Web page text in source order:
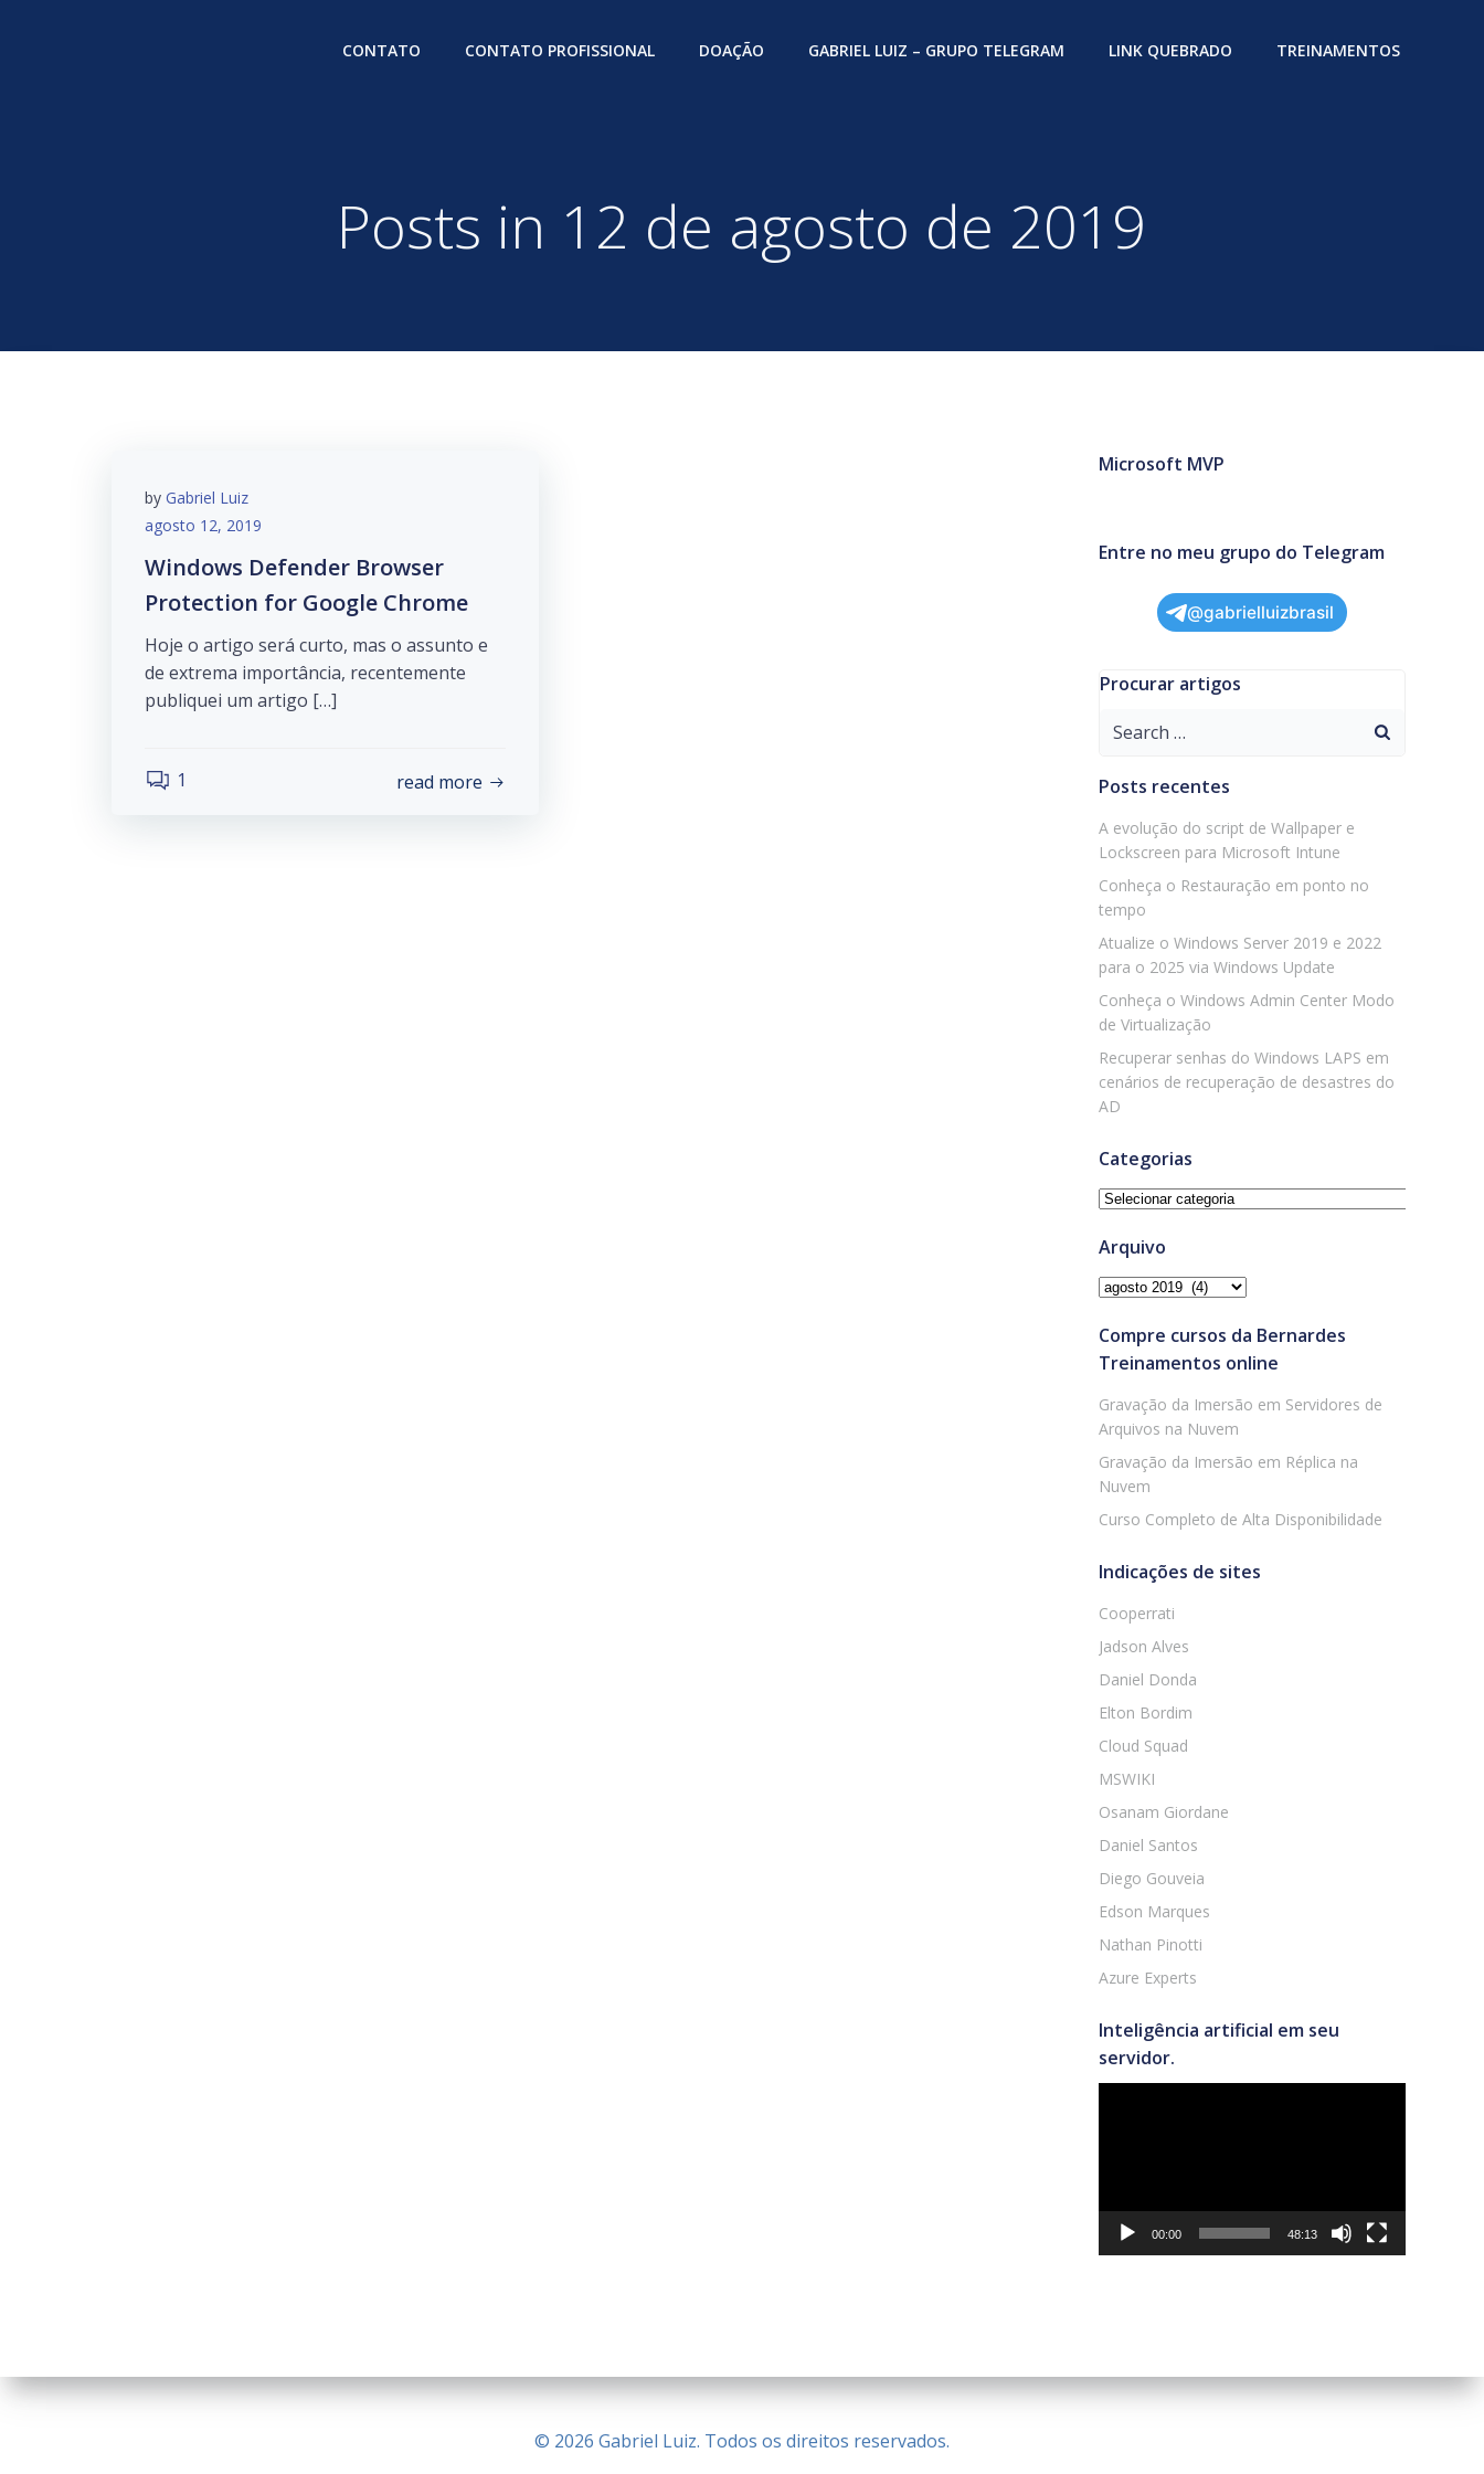
CONTATO CONTATO PROFISSIONAL DOAÇÃO GABRIEL LUIZ – GRUPO TELEGRAM LINK QUEBRADO TREINAMENTOS
Posts in 12 de agosto de 2019
by Gabriel Luiz
agosto 12, 2019
Windows Defender Browser
Protection for Google Chrome
Hoje o artigo será curto, mas o assunto e
de extrema importância, recentemente
publiquei um artigo […]
1 read more
Microsoft MVP
Entre no meu grupo do Telegram
@gabrielluizbrasil
Procurar artigos
Search
Posts recentes
A evolução do script de Wallpaper e
Lockscreen para Microsoft Intune
Conheça o Restauração em ponto no
tempo
Atualize o Windows Server 2019 e 2022
para o 2025 via Windows Update
Conheça o Windows Admin Center Modo
de Virtualização
Recuperar senhas do Windows LAPS em
cenários de recuperação de desastres do
AD
Categorias
Categorias
Arquivo
Arquivo
Compre cursos da Bernardes
Treinamentos online
Gravação da Imersão em Servidores de
Arquivos na Nuvem
Gravação da Imersão em Réplica na
Nuvem
Curso Completo de Alta Disponibilidade
Indicações de sites
Cooperrati
Jadson Alves
Daniel Donda
Elton Bordim
Cloud Squad
MSWIKI
Osanam Giordane
Daniel Santos
Diego Gouveia
Edson Marques
Nathan Pinotti
Azure Experts
Inteligência artificial em seu
servidor.
00:00 48:13
© 2026 Gabriel Luiz. Todos os direitos reservados.